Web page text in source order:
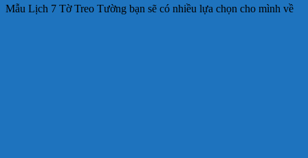
Mẫu Lịch 7 Tờ Treo Tường bạn sẽ có nhiều lựa chọn cho mình về